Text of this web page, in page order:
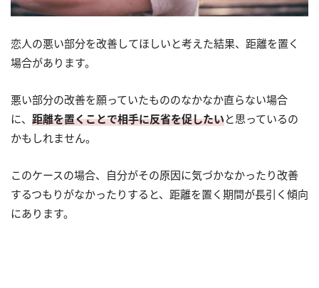
恋人の悪い部分を改善してほしいと考えた結果、距離を置く
場合があります。
悪い部分の改善を願っていたもののなかなか直らない場合
に、 距離を置くことで相手に反省を促したいと思っているの
かもしれません。
このケースの場合、自分がその原因に気づかなかったり改善
するつもりがなかったりすると、距離を置く期間が長引く傾向
にあります。